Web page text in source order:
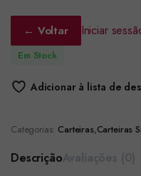
← Voltar Iniciar
Em Stock
Adicionar à lista de
Categorias: Carteiras,Carteiras
Descrição